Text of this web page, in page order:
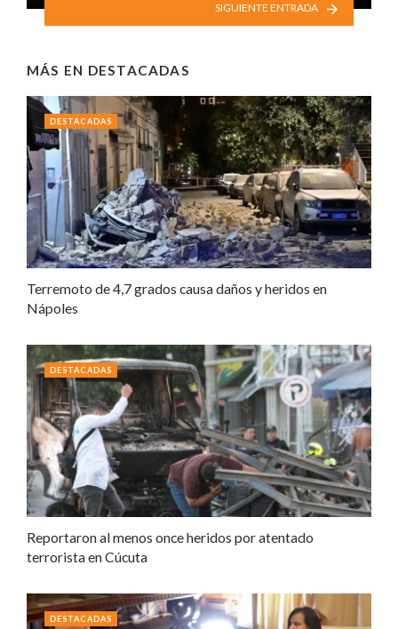
SIGUIENTE ENTRADA
MÁS EN DESTACADAS
Terremoto de 4,7 grados causa daños y heridos en
Nápoles
DESTACADAS
Reportaron al menos once heridos por atentado
terrorista en Cúcuta
DESTACADAS
DESTACADAS